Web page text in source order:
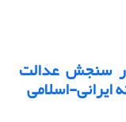
سنجش عدالت
ایرانی-اسلامی